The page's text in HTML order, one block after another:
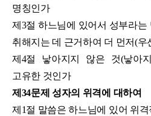
명칭인가
제3절 하느님에 있어서 성부라는
취해지는 데 근거하여 더 먼저(
제4절 낳아지지 않은 것(낳아
고유한 것인가
제34문제 성자의 위격에 대하여
제1절 말씀은 하느님에 있어 위